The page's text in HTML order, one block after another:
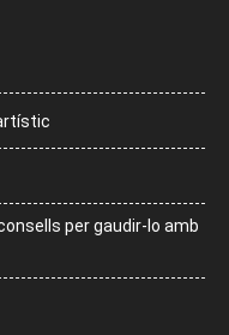
per gaudir-lo amb